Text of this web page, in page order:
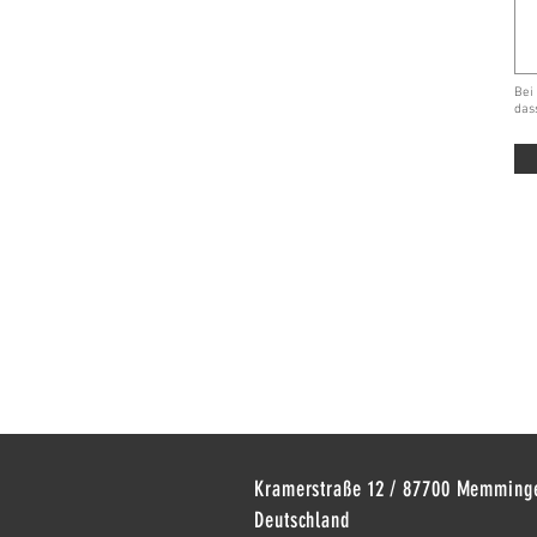
Bei
Kramerstraße 12 / 87700
Deutschland